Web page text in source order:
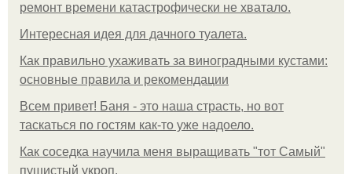
ремонт времени катастрофически не хватало.
Интересная идея для дачного туалета.
Как правильно ухаживать за виноградными кустами:
основные правила и рекомендации
Всем привет! Баня - это наша страсть, но вот
таскаться по гостям как-то уже надоело.
Как соседка научила меня выращивать "тот Самый"
пушистый укроп.